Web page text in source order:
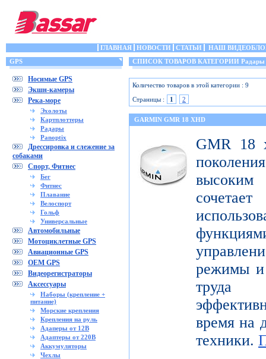
ГЛАВНАЯ НОВОСТИ СТАТЬИ
НАШ
GPS
Носимые GPS
Экшн-камеры
Река-море
Эхолоты
Картплоттеры
Радары
Panoptix
Дрессировка и слежение за
собаками
Спорт, Фитнес
Бег
Фитнес
Плавание
Велоспорт
Гольф
Универсальные
Автомобильные
Мотоциклетные GPS
Авиационные GPS
OEM GPS
Видеорегистраторы
Аксессуары
Наборы (крепление +
питание)
Морские крепления
Крепления на руль
Адаперы от 12В
Адаптеры от 220В
Аккумуляторы
Чехлы
СПИСОК ТОВАРОВ КАТЕГОРИИ Радары
Количество товаров в этой категории : 9
Страницы :
1 2
GARMIN GMR 18 XHD
GMR 18
высоким
режимы и
труда
время на
техники.